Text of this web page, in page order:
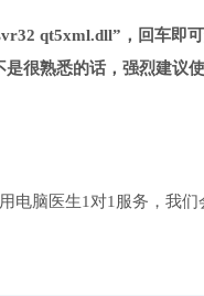
qt5xml.dll”，回车即
很熟悉的话，强烈建议
脑医生1对1服务，我们